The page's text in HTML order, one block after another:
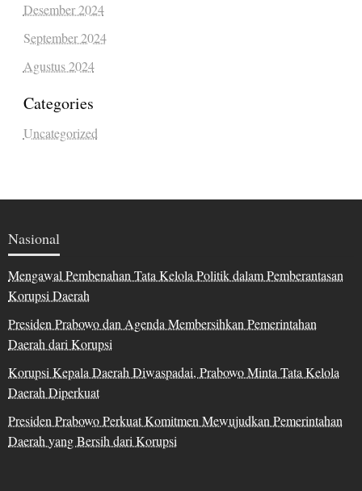
Desember 2024
September 2024
Agustus 2024
Categories
Uncategorized
Nasional
Mengawal Pembenahan Tata Kelola Politik dalam Pemberantasan
Korupsi Daerah
Presiden Prabowo dan Agenda Membersihkan Pemerintahan
Daerah dari Korupsi
Korupsi Kepala Daerah Diwaspadai, Prabowo Minta Tata Kelola
Daerah Diperkuat
Presiden Prabowo Perkuat Komitmen Mewujudkan Pemerintahan
Daerah yang Bersih dari Korupsi